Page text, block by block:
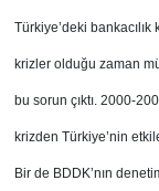
Türkiye’deki
krizler olduğu zaman
bu sorun çıktı. 2000-
krizden Türkiye’nin
Bir de BDDK’nın